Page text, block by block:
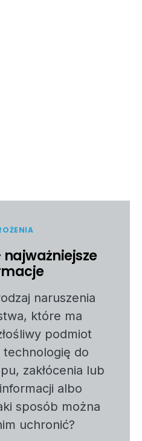
naruszenia
które ma
podmiot
do
zakłócenia lub
albo
sposób można
uchronić?